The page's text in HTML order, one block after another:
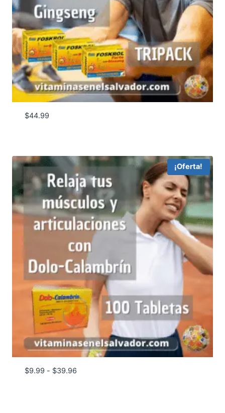
$44.99
¡Oferta!
$9.99 - $39.96Rango